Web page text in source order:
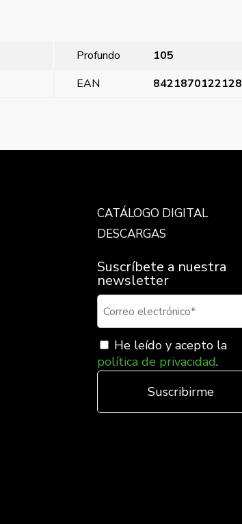
Profundo
105
EAN 8421870122128
CATÁLOGO DIGITAL
DESCARGAS
Suscríbete a nuestra
newsletter
He leído y acepto la
política de privacidad.